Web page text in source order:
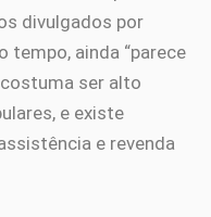
divulgados por
tempo, ainda “parece
ser alto
e existe
e revenda